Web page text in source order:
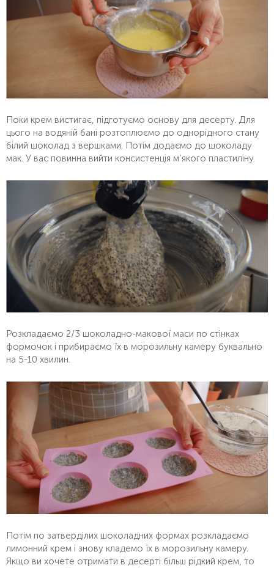
Поки крем вистигає, підготуємо основу для десерту. Для
цього на водяній бані розтоплюємо до однорідного стану
білий шоколад з вершками. Потім додаємо до шоколаду
мак. У вас повинна вийти консистенція м’якого пластиліну.
Розкладаємо 2/3 шоколадно-макової маси по стінках
формочок і прибираємо їх в морозильну камеру буквально
на 5-10 хвилин.
Потім по затверділих шоколадних формах розкладаємо
лимонний крем і знову кладемо їх в морозильну камеру.
Якщо ви хочете отримати в десерті більш рідкий крем, то